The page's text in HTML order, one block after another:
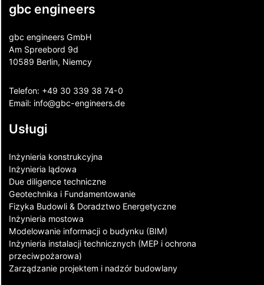
gbc engineers
gbc engineers GmbH
Am Spreebord 9d
10589 Berlin, Niemcy
Telefon: +49 30 339 38 74-0
Email: info@gbc-engineers.de
Usługi
Inżynieria konstrukcyjna
Inżynieria lądowa
Due diligence techniczne
Geotechnika i Fundamentowanie
Fizyka Budowli & Doradztwo Energetyczne
Inżynieria mostowa
Modelowanie informacji o budynku (BIM)
Inżynieria instalacji technicznych (MEP i ochrona
przeciwpożarowa)
Zarządzanie projektem i nadzór budowlany